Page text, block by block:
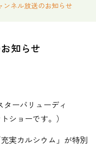
ンネル放送のお知らせ
知らせ
ーバリューディ
ショーです。）
実カルシウム」が特別